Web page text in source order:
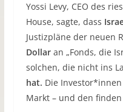
Yossi Levy, CEO des
House, sagte, dass
Justizpläne der neuen
Dollar an „Fonds, die
solchen, die nicht ins
hat. Die
Markt – und den